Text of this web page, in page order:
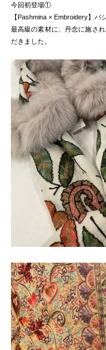
今回初登場①
【Pashmina × Embroidery】パ
最高級の素材に、丹念に施さ
だきました。